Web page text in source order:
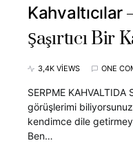
Kahvaltıcılar
Şaşırtıcı Bir
3,4K VIEWS ONE
SERPME
görüşlerimi
kendimce dile
Ben…